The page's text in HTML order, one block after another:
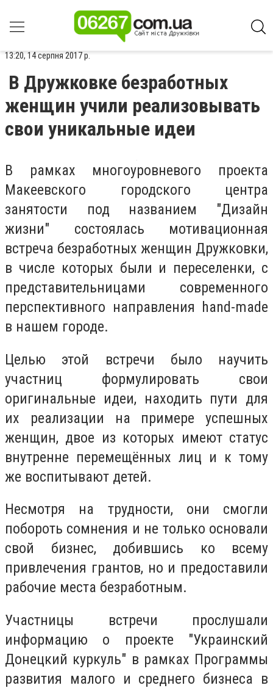
13:20, 14 серпня 2017 р.
В Дружковке безработных
женщин учили реализовывать
свои уникальные идеи
В рамках многоуровневого проекта
Макеевского городского центра
занятости под названием "Дизайн
жизни" состоялась мотивационная
встреча безработных женщин Дружковки,
в числе которых были и переселенки, с
представительницами современного
перспективного направления hand-made
в нашем городе.
Целью этой встречи было научить
участниц формулировать свои
оригинальные идеи, находить пути для
их реализации на примере успешных
женщин, двое из которых имеют статус
внутренне перемещённых лиц и к тому
же воспитывают детей.
Несмотря на трудности, они смогли
побороть сомнения и не только основали
свой бизнес, добившись ко всему
привлечения грантов, но и предоставили
рабочие места безработным.
Участницы встречи прослушали
информацию о проекте "Украинский
Донецкий куркуль" в рамках Программы
развития малого и среднего бизнеса в